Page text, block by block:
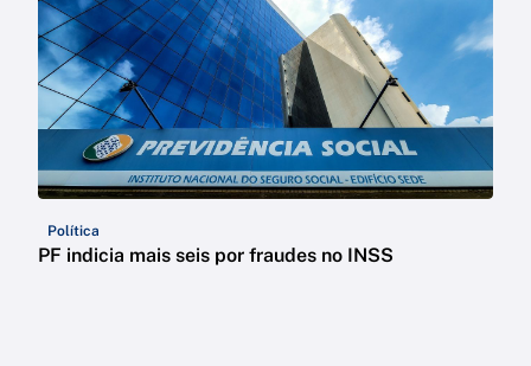
Política
PF indicia mais seis por fraudes no INSS